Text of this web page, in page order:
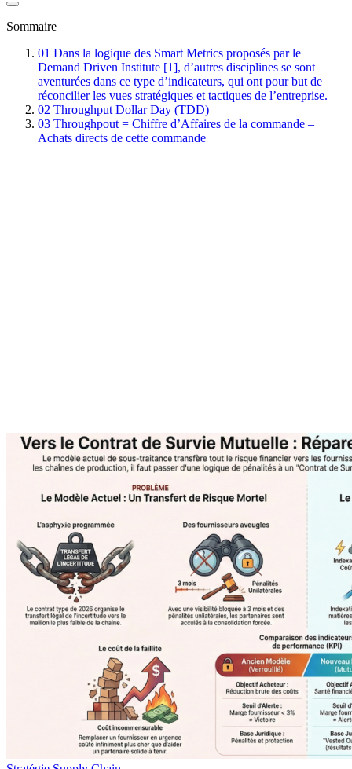
Sommaire
01 Dans la logique des Smart Metrics proposés par le
Demand Driven Institute [1], d’autres disciplines se sont
aventurées dans ce type d’indicateurs, qui ont pour but de
réconcilier les vues stratégiques et tactiques de l’entreprise.
02 Throughput Dollar Day (TDD)
03 Throughpout = Chiffre d’Affaires de la commande –
Achats directs de cette commande